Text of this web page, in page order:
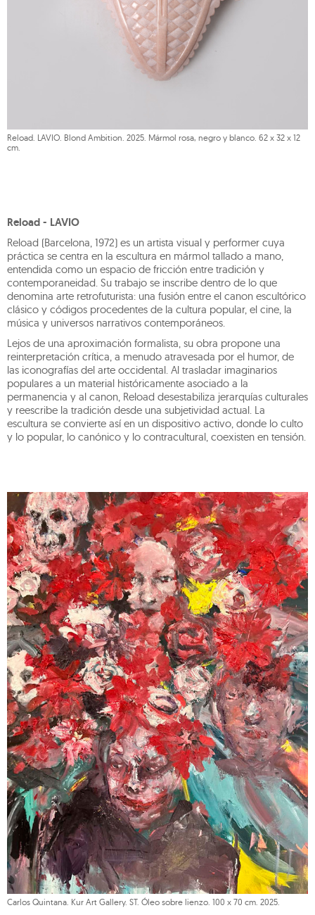
Reload. LAVIO. Blond Ambition. 2025. Mármol rosa, negro y blanco. 62 x 32 x 12
cm.
Reload - LAVIO
Reload (Barcelona, 1972) es un artista visual y performer cuya
práctica se centra en la escultura en mármol tallado a mano,
entendida como un espacio de fricción entre tradición y
contemporaneidad. Su trabajo se inscribe dentro de lo que
denomina arte retrofuturista: una fusión entre el canon escultórico
clásico y códigos procedentes de la cultura popular, el cine, la
música y universos narrativos contemporáneos.
Lejos de una aproximación formalista, su obra propone una
reinterpretación crítica, a menudo atravesada por el humor, de
las iconografías del arte occidental. Al trasladar imaginarios
populares a un material históricamente asociado a la
permanencia y al canon, Reload desestabiliza jerarquías culturales
y reescribe la tradición desde una subjetividad actual. La
escultura se convierte así en un dispositivo activo, donde lo culto
y lo popular, lo canónico y lo contracultural, coexisten en tensión.
Carlos Quintana. Kur Art Gallery. ST. Óleo sobre lienzo. 100 x 70 cm. 2025.